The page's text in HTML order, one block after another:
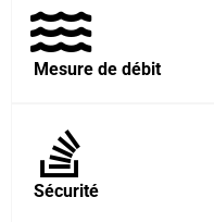
Mesure de débit
Sécurité